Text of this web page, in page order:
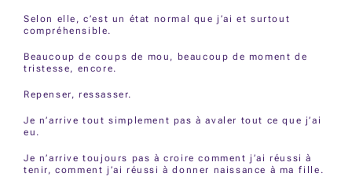
Selon elle, c’est un état normal que j’ai et surtout
compréhensible.
Beaucoup de coups de mou, beaucoup de moment de
tristesse, encore.
Repenser, ressasser.
Je n’arrive tout simplement pas à avaler tout ce que j’ai
eu.
Je n’arrive toujours pas à croire comment j’ai réussi à
tenir, comment j’ai réussi à donner naissance à ma fille.